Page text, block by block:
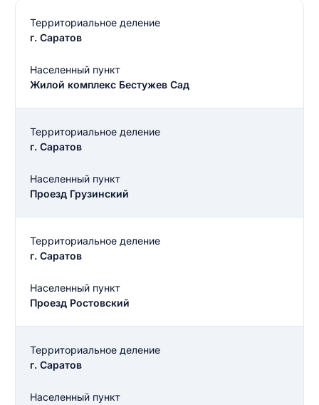
Территориальное деление
г. Саратов
Населенный пункт
Жилой комплекс Бестужев Сад
Территориальное деление
г. Саратов
Населенный пункт
Проезд Грузинский
Территориальное деление
г. Саратов
Населенный пункт
Проезд Ростовский
Территориальное деление
г. Саратов
Населенный пункт